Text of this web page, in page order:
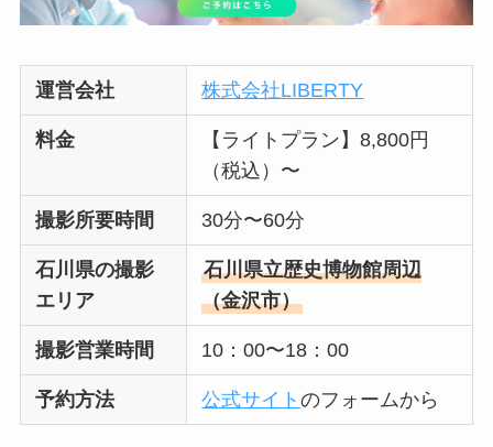
運営会社 株式会社LIBERTY
料金
【ライトプラン】8,800円
（税込）〜
撮影所要時間 30分〜60分
石川県の撮影
エリア
石川県立歴史博物館周辺
（金沢市）
撮影営業時間 10：00〜18：00
予約方法 公式サイトのフォームから